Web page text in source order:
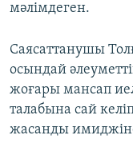
мәлімдеген.
Саясаттанушы
осындай
жоғары мансап
талабына сай
жасанды